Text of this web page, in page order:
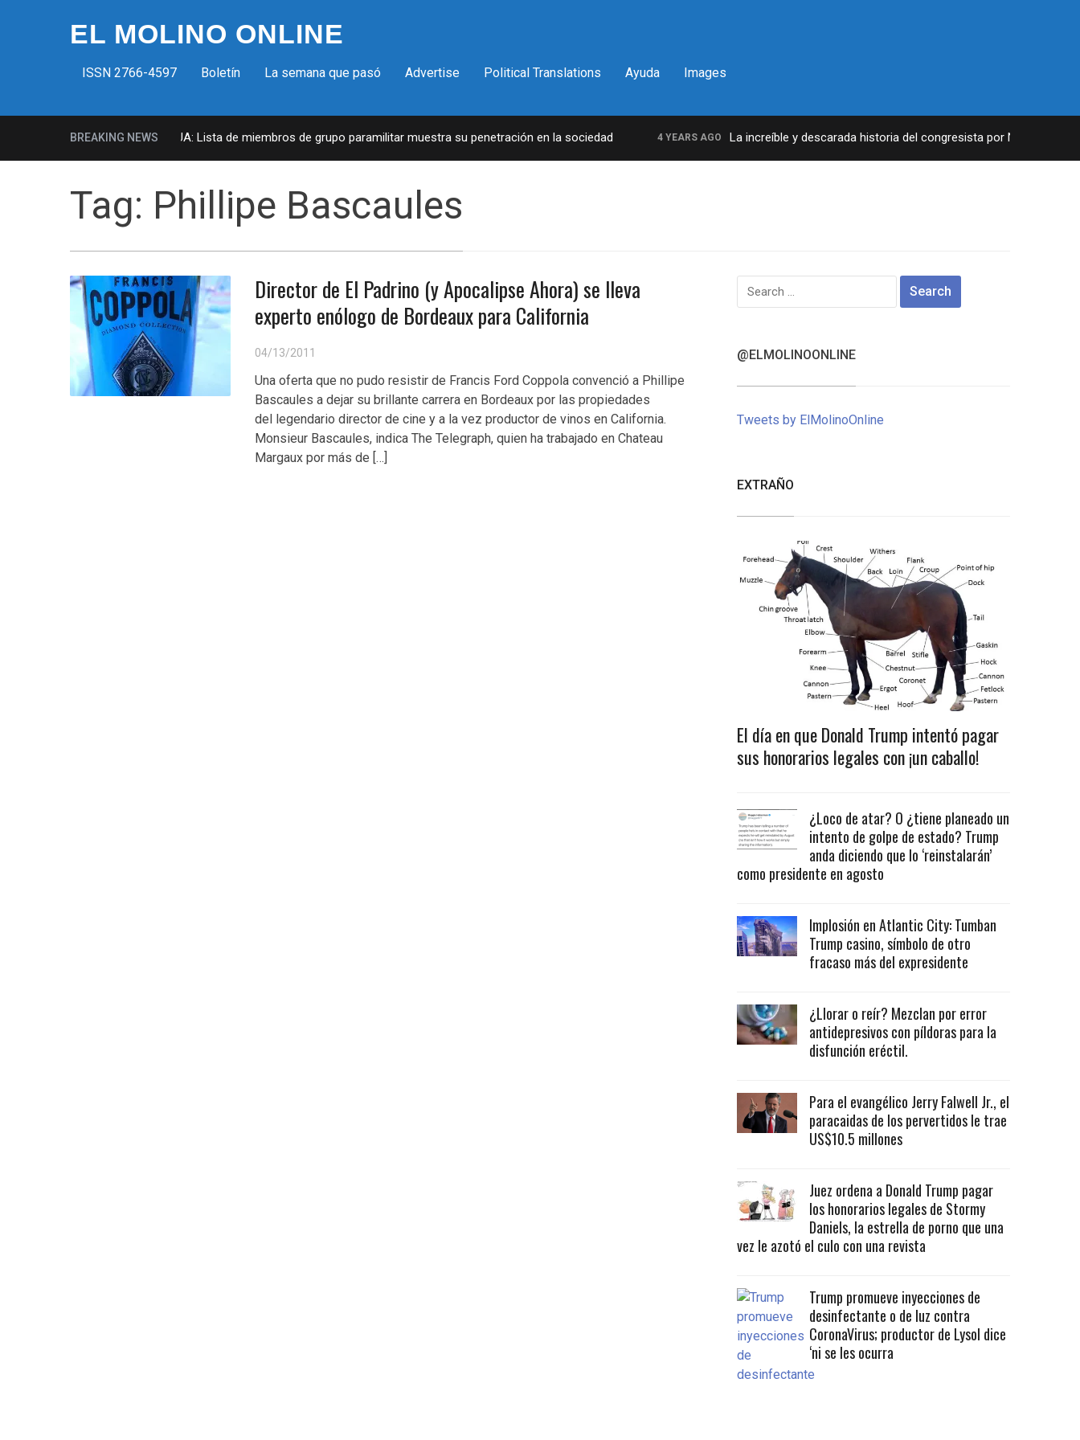
EL MOLINO ONLINE
ISSN 2766-4597 Boletín La semana que pasó Advertise Political Translations Ayuda Images
BREAKING NEWS
Milicias fascistas en EUA: Lista de miembros de grupo paramilitar muestra su penetración en la sociedad 4 YEARS AGO La increíble y descarada historia del congresista por NY George
Tag: Phillipe Bascaules
Director de El Padrino (y Apocalipse Ahora) se lleva
experto enólogo de Bordeaux para California
04/13/2011
Una oferta que no pudo resistir de Francis Ford Coppola convenció a Phillipe
Bascaules a dejar su brillante carrera en Bordeaux por las propiedades
del legendario director de cine y a la vez productor de vinos en California.
Monsieur Bascaules, indica The Telegraph, quien ha trabajado en Chateau
Margaux por más de […]
Search
for:
@ELMOLINOONLINE
Tweets by ElMolinoOnline
EXTRAÑO
El día en que Donald Trump intentó pagar
sus honorarios legales con ¡un caballo!
¿Loco de atar? O ¿tiene planeado un
intento de golpe de estado? Trump
anda diciendo que lo ‘reinstalarán’
como presidente en agosto
Implosión en Atlantic City: Tumban
Trump casino, símbolo de otro
fracaso más del expresidente
¿Llorar o reír? Mezclan por error
antidepresivos con píldoras para la
disfunción eréctil.
Para el evangélico Jerry Falwell Jr., el
paracaidas de los pervertidos le trae
US$10.5 millones
Juez ordena a Donald Trump pagar
los honorarios legales de Stormy
Daniels, la estrella de porno que una
vez le azotó el culo con una revista
Trump promueve inyecciones de
desinfectante o de luz contra
CoronaVirus; productor de Lysol dice
‘ni se les ocurra